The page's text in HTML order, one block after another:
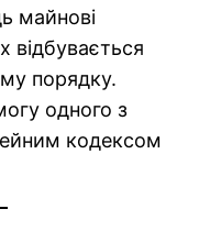
майнові
відбувається
порядку.
одного з
кодексом